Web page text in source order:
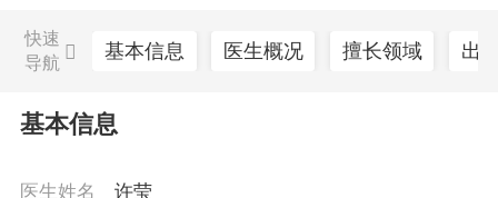
快速
导航
基本信息 医生概况 擅长领域 出
基本信息
医生姓名 许莹